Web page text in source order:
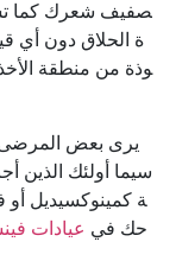
صفيف شعرك كما
ة الحلاق دون أي
وذة من منطقة
سيما أولئك الذين
ة كمينوكسيديل أو
حك في عيادات